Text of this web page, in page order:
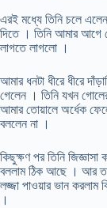
এরই মধ্যে তিনি চলে
দিতে । তিনি আমার
লাগতে লাগলো ।
আমার ধনটা ধীরে ধীরে
গেলেন । তিনি যখন
আমার তোয়ালে অর্ধেক
বললেন না ।
কিছুক্ষণ পর তিনি
বললাম ঠিক আছে । আর
লজ্জা পাওয়ার ভান করলাম
।